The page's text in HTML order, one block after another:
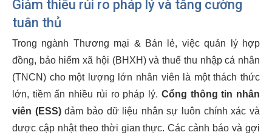
Giảm thiểu rủi ro pháp lý và tăng cường
tuân thủ
Trong ngành Thương mại & Bán lẻ, việc quản lý hợp
đồng, bảo hiểm xã hội (BHXH) và thuế thu nhập cá nhân
(TNCN) cho một lượng lớn nhân viên là một thách thức
lớn, tiềm ẩn nhiều rủi ro pháp lý. Cổng thông tin nhân
viên (ESS)đảm bảo dữ liệu nhân sự luôn chính xác và
được cập nhật theo thời gian thực. Các cảnh báo và gợi